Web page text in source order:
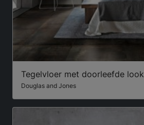
Tegelvloer met doorleefde look
Douglas and Jones